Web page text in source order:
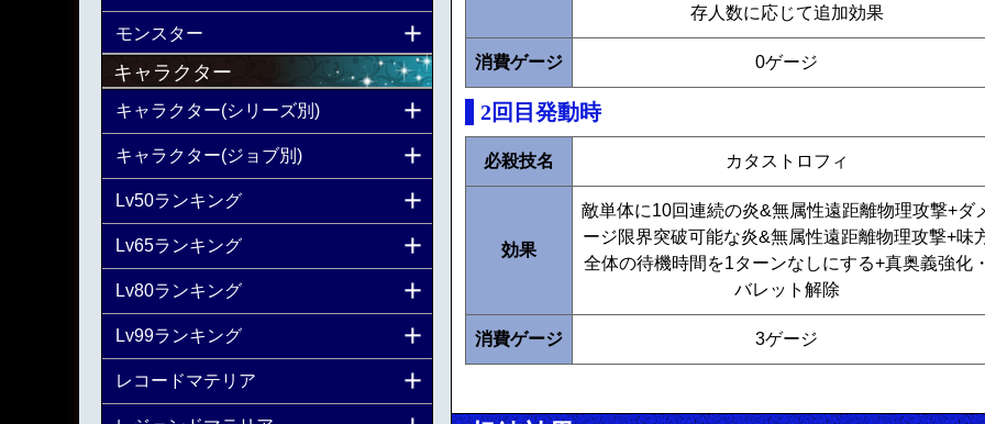
存人数に応じて追加効果
消費ゲージ 0ゲージ
2回目発動時
必殺技名 カタストロフィ
効果
敵単体に10回連続の炎&無属性遠距離物理攻撃+ダ
ージ限界突破可能な炎&無属性遠距離物理攻撃+味
全体の待機時間を1ターンなしにする+真奥義強化
バレット解除
消費ゲージ 3ゲージ
モンスター
キャラクター
キャラクター(シリーズ別)
キャラクター(ジョブ別)
Lv50ランキング
Lv65ランキング
Lv80ランキング
Lv99ランキング
レコードマテリア